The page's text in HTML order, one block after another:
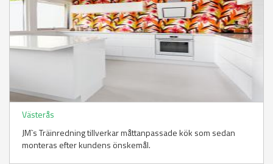
Västerås
JM`s Träinredning tillverkar måttanpassade kök som sedan
monteras efter kundens önskemål.